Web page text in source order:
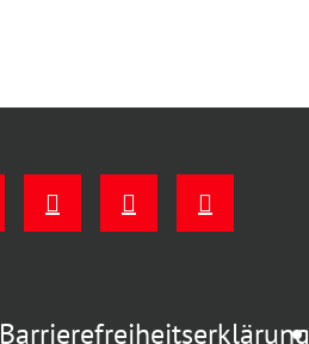
Barrierefreiheitserklärung